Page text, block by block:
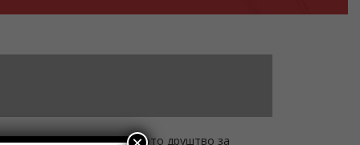
во Акционерското друштво за